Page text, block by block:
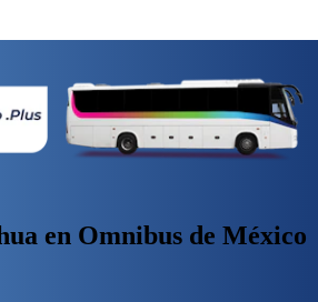
en Omnibus de México